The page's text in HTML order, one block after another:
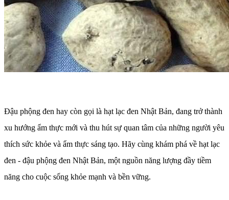
Đậu phộng đen hay còn gọi là hạt lạc đen Nhật Bản, đang trở thành
xu hướng ẩm thực mới và thu hút sự quan tâm của những người yêu
thích sức khỏe và ẩm thực sáng tạo. Hãy cùng khám phá về hạt lạc
đen - đậu phộng đen Nhật Bản, một nguồn năng lượng đầy tiềm
năng cho cuộc sống khỏe mạnh và bền vững.